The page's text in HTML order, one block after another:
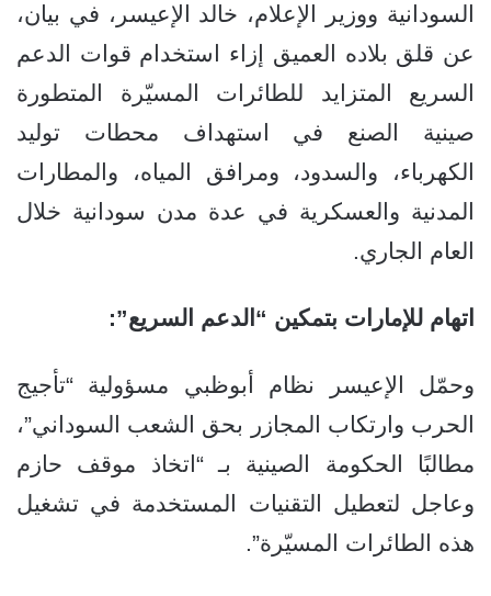
السودانية ووزير الإعلام، خالد الإعيسر، في بيان،
عن قلق بلاده العميق إزاء استخدام قوات الدعم
السريع المتزايد للطائرات المسيّرة المتطورة
صينية الصنع في استهداف محطات توليد
الكهرباء، والسدود، ومرافق المياه، والمطارات
المدنية والعسكرية في عدة مدن سودانية خلال
العام الجاري.
اتهام للإمارات بتمكين “الدعم السريع”:
وحمّل الإعيسر نظام أبوظبي مسؤولية “تأجيج
الحرب وارتكاب المجازر بحق الشعب السوداني”،
مطالبًا الحكومة الصينية بـ “اتخاذ موقف حازم
وعاجل لتعطيل التقنيات المستخدمة في تشغيل
هذه الطائرات المسيّرة”.